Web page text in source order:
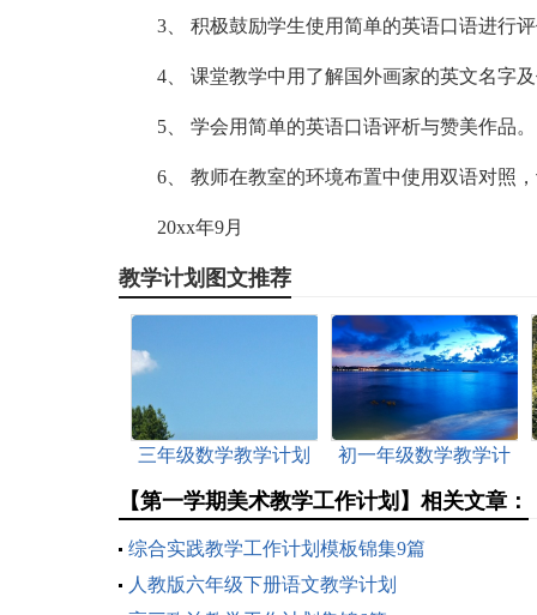
3、 积极鼓励学生使用简单的英语口语进行
4、 课堂教学中用了解国外画家的英文名字
5、 学会用简单的英语口语评析与赞美作品。
6、 教师在教室的环境布置中使用双语对照
20xx年9月
教学计划图文推荐
三年级数学教学计划
初一年级数学教学计
【第一学期美术教学工作计划】相关文章：
综合实践教学工作计划模板锦集9篇
人教版六年级下册语文教学计划